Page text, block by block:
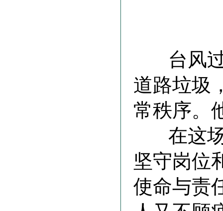
台风过
道路垃圾
常秩序。
在这场
坚守岗位
使命与责